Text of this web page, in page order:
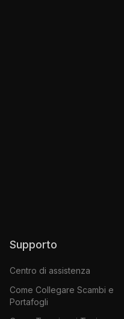
Supporto
Centro di assistenza
Come Collegare Scambi e
Portafogli